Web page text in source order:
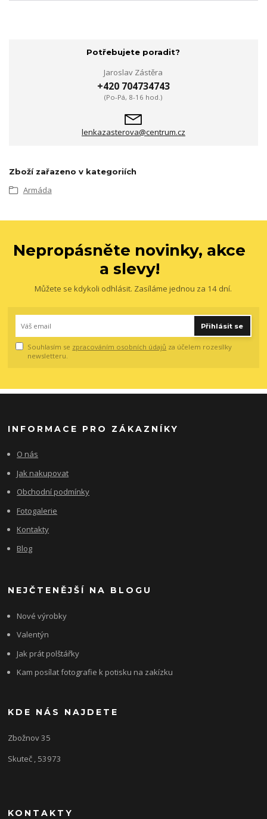
Potřebujete poradit?
Jaroslav Zástěra
+420 704734743
(Po-Pá, 8-16 hod.)
lenkazasterova@centrum.cz
Zboží zařazeno v kategoriích
Armáda
Nepropásněte novinky, akce
a slevy!
Můžete se kdykoli odhlásit. Zasíláme jednou za 14 dní.
Přihlásit se
Souhlasím se zpracováním osobních údajů za účelem rozesílky
newsletteru.
INFORMACE PRO ZÁKAZNÍKY
O nás
Jak nakupovat
Obchodní podmínky
Fotogalerie
Kontakty
Blog
NEJČTENĚJŠÍ NA BLOGU
Nové výrobky
Valentýn
Jak prát polštářky
Kam posílat fotografie k potisku na zakízku
KDE NÁS NAJDETE
Zbožnov 35
Skuteč , 53973
KONTAKTY